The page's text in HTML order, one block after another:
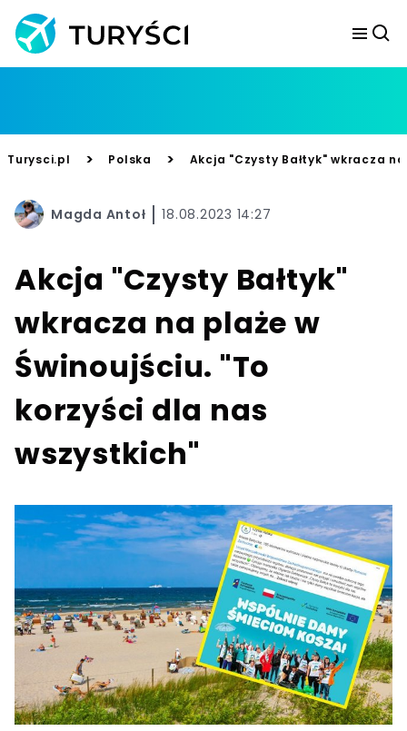
Turysci.pl > Polska > Akcja "Czysty Bałtyk" wkracza
Magda Antoł 18.08.2023 14:27
Akcja "Czysty Bałtyk"
wkracza na plaże w
Świnoujściu. "To
korzyści dla nas
wszystkich"